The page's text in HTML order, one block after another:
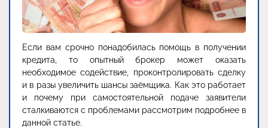
Если вам срочно понадобилась помощь в получении
кредита, то опытный брокер может оказать
необходимое содействие, проконтролировать сделку
и в разы увеличить шансы заёмщика. Как это работает
и почему при самостоятельной подаче заявители
сталкиваются с проблемами рассмотрим подробнее в
данной статье.